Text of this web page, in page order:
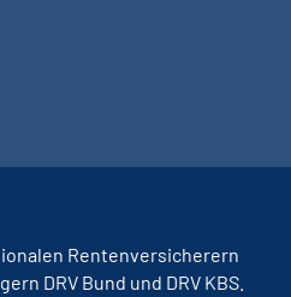
Rentenversicherern
DRV Bund und DRV KBS.